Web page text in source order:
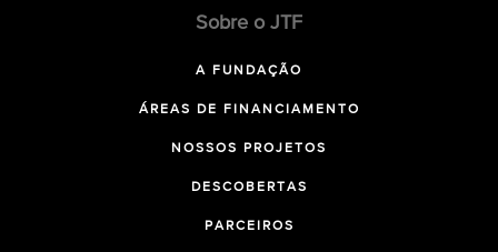
Sobre o JTF
A FUNDAÇÃO
ÁREAS DE FINANCIAMENTO
NOSSOS PROJETOS
DESCOBERTAS
PARCEIROS